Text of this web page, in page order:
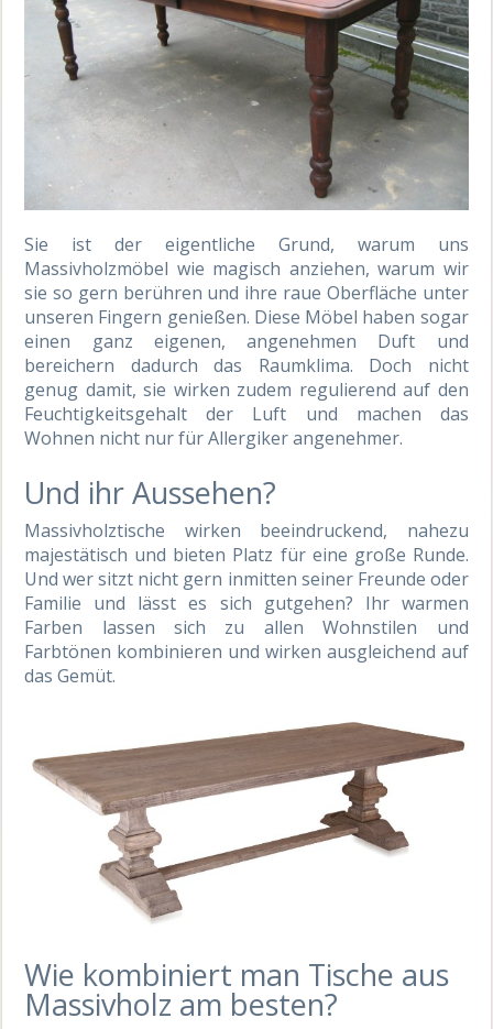
Sie ist der eigentliche Grund, warum uns
Massivholzmöbel wie magisch anziehen, warum wir
sie so gern berühren und ihre raue Oberfläche unter
unseren Fingern genießen. Diese Möbel haben sogar
einen ganz eigenen, angenehmen Duft und
bereichern dadurch das Raumklima. Doch nicht
genug damit, sie wirken zudem regulierend auf den
Feuchtigkeitsgehalt der Luft und machen das
Wohnen nicht nur für Allergiker angenehmer.
Und ihr Aussehen?
Massivholztische wirken beeindruckend, nahezu
majestätisch und bieten Platz für eine große Runde.
Und wer sitzt nicht gern inmitten seiner Freunde oder
Familie und lässt es sich gutgehen? Ihr warmen
Farben lassen sich zu allen Wohnstilen und
Farbtönen kombinieren und wirken ausgleichend auf
das Gemüt.
Wie kombiniert man Tische aus
Massivholz am besten?